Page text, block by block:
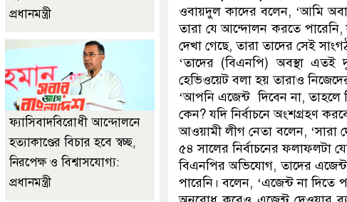
ওবায়দুল কাদের বলেন, ‘আমি
তারা যে আন্দোলন করতে পারেনি,
দেখা গেছে, তারা তাদের সেই
‘তাদের (বিএনপি) অবস্থা এতই
হেভিওয়েট বলা হয় তারাও
‘আপনি এজেন্ট দিবেন না, তাহলে
কেন? যদি নির্বাচনে অংশগ্রহণ
আওয়ামী লীগ নেতা বলেন,
৫৪ সালের নির্বাচনের ফলাফলটা
বিএনপির অভিযোগ, তাদের
পারেনি। বলেন, ‘এজেন্ট না
প্রধানমন্ত্রী
ফ্যাসিবাদবিরোধী আন্দোলনে
হত্যাকাণ্ডের বিচার হবে স্বচ্ছ,
নিরপেক্ষ ও বিশ্বাসযোগ্য:
প্রধানমন্ত্রী